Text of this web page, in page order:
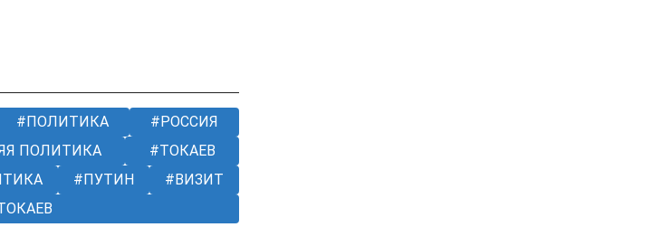
ПОЛИТИКА
РОССИЯ
ПОЛИТИКА
ТОКАЕВ
ПУТИН
ВИЗИТ